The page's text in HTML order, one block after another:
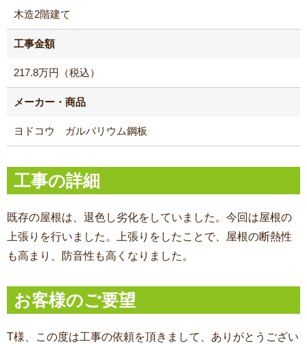
木造2階建て
工事金額
217.8万円（税込）
メーカー・商品
ヨドコウ ガルバリウム鋼板
工事の詳細
既存の屋根は、退色し劣化をしていました。今回は屋根の
上張りを行いました。上張りをしたことで、屋根の断熱性
も高まり、防音性も高くなりました。
お客様のご要望
T様、この度は工事の依頼を頂きまして、ありがとうござい